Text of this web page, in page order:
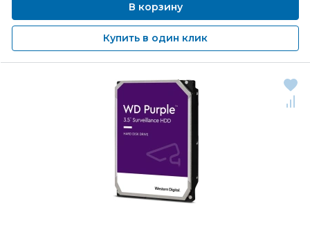
В корзину
Купить в один клик